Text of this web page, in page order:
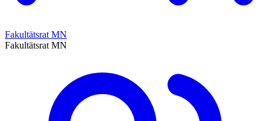
Fakultätsrat MN
Fakultätsrat MN